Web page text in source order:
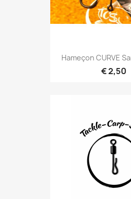
Hameçon CURVE
€ 2,50